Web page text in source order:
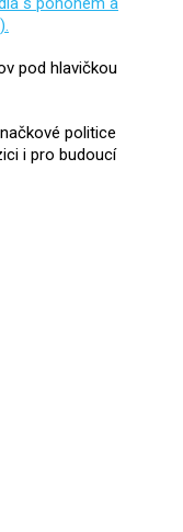
pod hlavičkou
politice
i pro budoucí